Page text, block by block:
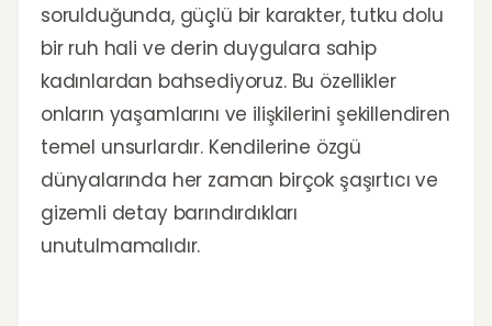
sorulduğunda, güçlü bir karakter, tutku dolu
bir ruh hali ve derin duygulara sahip
kadınlardan bahsediyoruz. Bu özellikler
onların yaşamlarını ve ilişkilerini şekillendiren
temel unsurlardır. Kendilerine özgü
dünyalarında her zaman birçok şaşırtıcı ve
gizemli detay barındırdıkları
unutulmamalıdır.